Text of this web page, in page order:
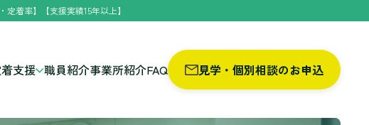
着率】【支援実績15年以上】
支援 職員紹介事業所紹介FAQ 見学・個別相談のお申込